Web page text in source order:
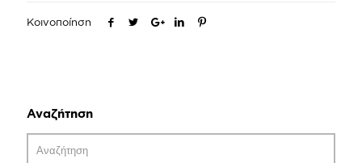
Κοινοποίηση
Αναζήτηση